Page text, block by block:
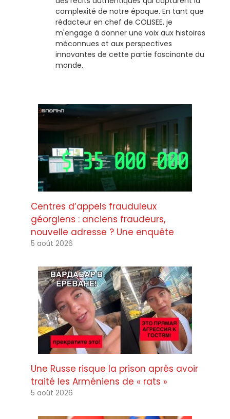
complexité de notre époque. En tant que
rédacteur en chef de COLISEE, je
m'engage à donner une voix aux histoires
méconnues et aux perspectives
innovantes de cette partie fascinante du
monde.
Centres d’appels frauduleux
géorgiens : anciens fraudeurs,
nouvelle adresse ? Une enquête
5 août 2026
Une Russe risque la prison après avoir
traité les Arméniens de « rats »
5 août 2026